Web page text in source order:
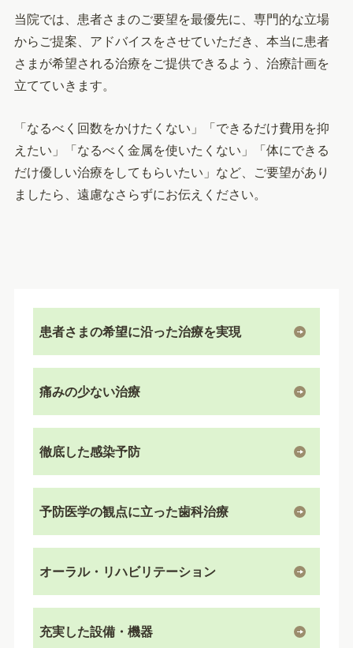
当院では、患者さまのご要望を最優先に、専門的な立場
からご提案、アドバイスをさせていただき、本当に患者
さまが希望される治療をご提供できるよう、治療計画を
立てていきます。
「なるべく回数をかけたくない」「できるだけ費用を抑
えたい」「なるべく金属を使いたくない」「体にできる
だけ優しい治療をしてもらいたい」など、ご要望があり
ましたら、遠慮なさらずにお伝えください。
患者さまの希望に沿った治療を実現
痛みの少ない治療
徹底した感染予防
予防医学の観点に立った歯科治療
オーラル・リハビリテーション
充実した設備・機器